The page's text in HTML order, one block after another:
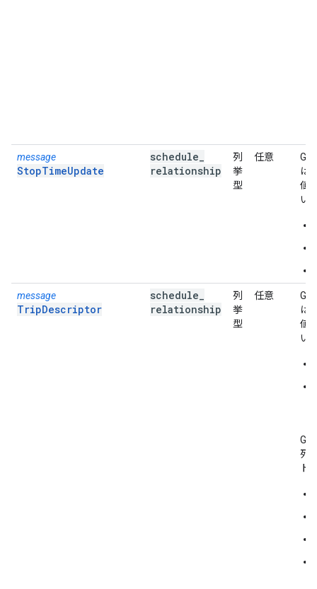
message
StopTimeUpdate
schedule
relationship
列
挙
型
任意
は
値
い
message
TripDescriptor
schedule
relationship
列
挙
型
任意
は
値
い
列
ト